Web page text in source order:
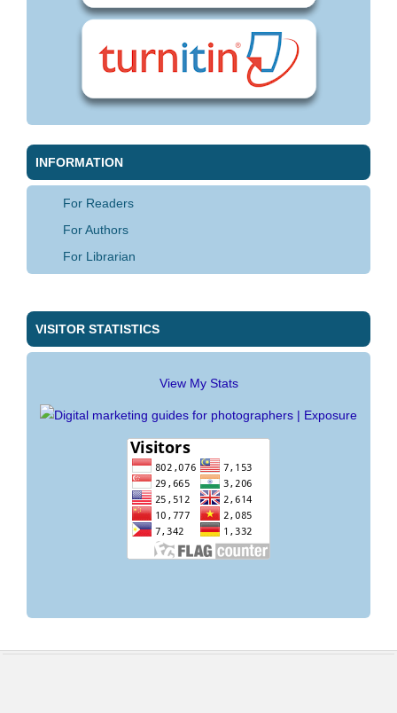
INFORMATION
For Readers
For Authors
For Librarian
VISITOR STATISTICS
View My Stats